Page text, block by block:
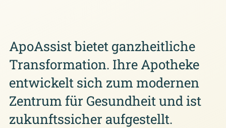
ApoAssist bietet ganzheitliche
Transformation. Ihre Apotheke
entwickelt sich zum modernen
Zentrum für Gesundheit und ist
zukunftssicher aufgestellt.